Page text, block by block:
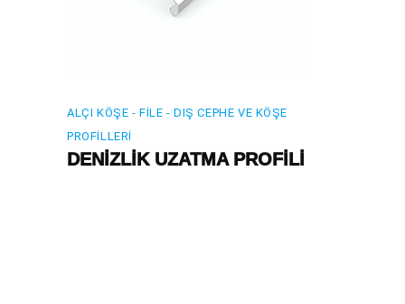
ALÇI KÖŞE - FILE - DIŞ CEPHE VE KÖŞE
PROFILLERI
DENİZLİK UZATMA PROFİLİ